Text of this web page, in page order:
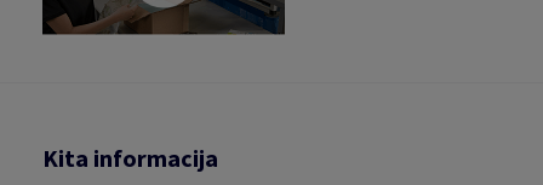
Kita informacija